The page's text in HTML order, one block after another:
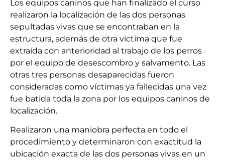
Los equipos caninos que han finalizado el curso
realizaron la localización de las dos personas
sepultadas vivas que se encontraban en la
estructura, además de otra víctima que fue
extraída con anterioridad al trabajo de los perros
por el equipo de desescombro y salvamento. Las
otras tres personas desaparecidas fueron
consideradas como víctimas ya fallecidas una vez
fue batida toda la zona por los equipos caninos de
localización.
Realizaron una maniobra perfecta en todo el
procedimiento y determinaron con exactitud la
ubicación exacta de las dos personas vivas en un